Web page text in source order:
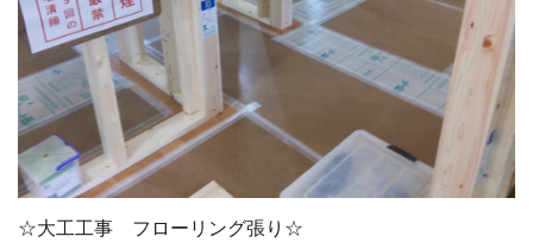
☆大工工事 フローリング張り☆